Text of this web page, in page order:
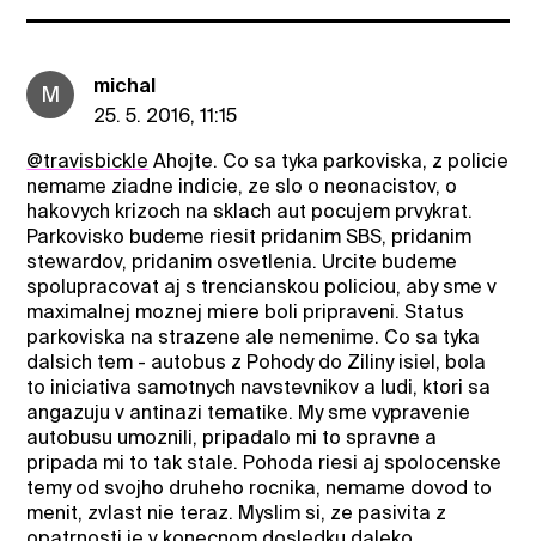
M
michal
25. 5. 2016, 11:15
@travisbickle Ahojte. Co sa tyka parkoviska, z policie
nemame ziadne indicie, ze slo o neonacistov, o
hakovych krizoch na sklach aut pocujem prvykrat.
Parkovisko budeme riesit pridanim SBS, pridanim
stewardov, pridanim osvetlenia. Urcite budeme
spolupracovat aj s trencianskou policiou, aby sme v
maximalnej moznej miere boli pripraveni. Status
parkoviska na strazene ale nemenime. Co sa tyka
dalsich tem - autobus z Pohody do Ziliny isiel, bola
to iniciativa samotnych navstevnikov a ludi, ktori sa
angazuju v antinazi tematike. My sme vypravenie
autobusu umoznili, pripadalo mi to spravne a
pripada mi to tak stale. Pohoda riesi aj spolocenske
temy od svojho druheho rocnika, nemame dovod to
menit, zvlast nie teraz. Myslim si, ze pasivita z